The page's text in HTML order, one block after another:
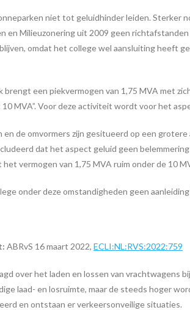
niet tot geluidhinder leiden. Sterker
en Milieuzonering uit 2009 geen
omdat het college wel aansluiting heeft
brengt een piekvermogen van 1,75 MVA met
MVA”. Voor deze activiteit wordt voor het
de omvormers zijn gesitueerd op een
dat het aspect geluid geen
vermogen van 1,75 MVA ruim onder de 10
onder deze omstandigheden geen
ABRvS 16 maart 2022, ECLI:NL:RVS:2022:759
over het laden en lossen van vrachtwagens
laad- en losruimte, maar de steeds hoger
en ontstaan er verkeersonveilige situaties.